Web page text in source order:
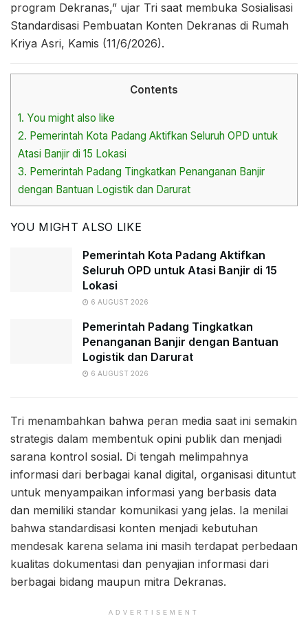
program Dekranas,” ujar Tri saat membuka Sosialisasi
Standardisasi Pembuatan Konten Dekranas di Rumah
Kriya Asri, Kamis (11/6/2026).
Contents
1. You might also like
2. Pemerintah Kota Padang Aktifkan Seluruh OPD untuk
Atasi Banjir di 15 Lokasi
3. Pemerintah Padang Tingkatkan Penanganan Banjir
dengan Bantuan Logistik dan Darurat
YOU MIGHT ALSO LIKE
Pemerintah Kota Padang Aktifkan
Seluruh OPD untuk Atasi Banjir di 15
Lokasi
6 AUGUST 2026
Pemerintah Padang Tingkatkan
Penanganan Banjir dengan Bantuan
Logistik dan Darurat
6 AUGUST 2026
Tri menambahkan bahwa peran media saat ini semakin
strategis dalam membentuk opini publik dan menjadi
sarana kontrol sosial. Di tengah melimpahnya
informasi dari berbagai kanal digital, organisasi dituntut
untuk menyampaikan informasi yang berbasis data
dan memiliki standar komunikasi yang jelas. Ia menilai
bahwa standardisasi konten menjadi kebutuhan
mendesak karena selama ini masih terdapat perbedaan
kualitas dokumentasi dan penyajian informasi dari
berbagai bidang maupun mitra Dekranas.
ADVERTISEMENT